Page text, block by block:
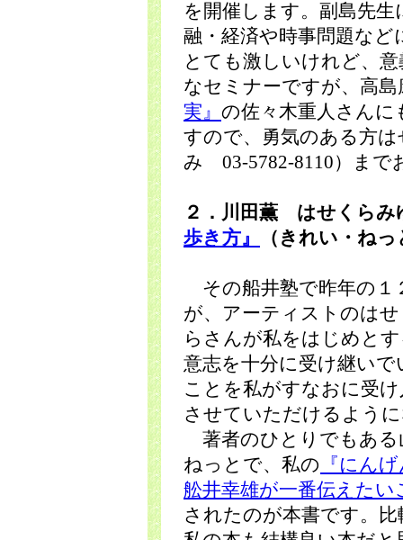
を開催します。副島先
融・経済や時事問題な
とても激しいけれど、
なセミナーですが、高島
実』 の佐々木重人さん
すので、勇気のある方
み 03-5782-8110）まで
２．川田薫 はせくら
歩き方』
（きれい・ねっ
その船井塾で昨年の１
が、アーティストのは
らさんが私をはじめと
意志を十分に受け継い
ことを私がすなおに受
させていただけるよう
著者のひとりでもある
ねっとで、私の 『にん
舩井幸雄が一番伝えたい
されたのが本書です。